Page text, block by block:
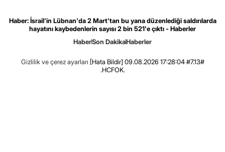
Haber: İsrail'in Lübnan'da 2 Mart'tan bu yana düzenlediği saldırılarda
hayatını kaybedenlerin sayısı 2 bin 521'e çıktı - Haberler
HaberSon DakikaHaberler
Gizlilik ve çerez ayarları [Hata Bildir] 09.08.2026 17:28:04 #7.13#
.HCFOK.